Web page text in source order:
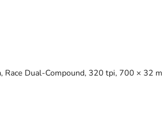
Race Dual-Compound, 320 tpi, 700 × 32